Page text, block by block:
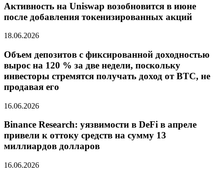
Активность на Uniswap возобновится в июне
после добавления токенизированных акций
18.06.2026
Объем депозитов с фиксированной доходностью
вырос на 120 % за две недели, поскольку
инвесторы стремятся получать доход от BTC, не
продавая его
16.06.2026
Binance Research: уязвимости в DeFi в апреле
привели к оттоку средств на сумму 13
миллиардов долларов
16.06.2026